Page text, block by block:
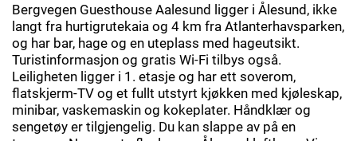
Bergvegen Guesthouse Aalesund ligger i Ålesund, ikke
langt fra hurtigrutekaia og 4 km fra Atlanterhavsparken,
og har bar, hage og en uteplass med hageutsikt.
Turistinformasjon og gratis Wi-Fi tilbys også.
Leiligheten ligger i 1. etasje og har ett soverom,
flatskjerm-TV og et fullt utstyrt kjøkken med kjøleskap,
minibar, vaskemaskin og kokeplater. Håndklær og
sengetøy er tilgjengelig. Du kan slappe av på en